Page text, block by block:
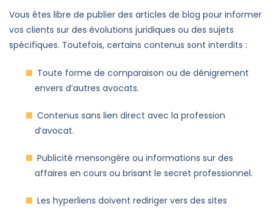
Vous êtes libre de publier des articles de blog pour informer
vos clients sur des évolutions juridiques ou des sujets
spécifiques. Toutefois, certains contenus sont interdits :
Toute forme de comparaison ou de dénigrement
envers d’autres avocats.
Contenus sans lien direct avec la profession
d’avocat.
Publicité mensongère ou informations sur des
affaires en cours ou brisant le secret professionnel.
Les hyperliens doivent rediriger vers des sites